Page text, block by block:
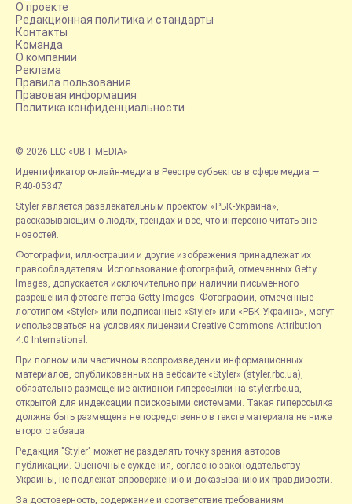
О проекте
Редакционная политика и стандарты
Контакты
Команда
О компании
Реклама
Правила пользования
Правовая информация
Политика конфиденциальности
© 2026 LLC «UBT MEDIA»
Идентификатор онлайн-медиа в Реестре субъектов в сфере медиа —
R40-05347
Styler является развлекательным проектом «РБК-Украина»,
рассказывающим о людях, трендах и всё, что интересно читать вне
новостей.
Фотографии, иллюстрации и другие изображения принадлежат их
правообладателям. Использование фотографий, отмеченных Getty
Images, допускается исключительно при наличии письменного
разрешения фотоагентства Getty Images. Фотографии, отмеченные
логотипом «Styler» или подписанные «Styler» или «РБК-Украина», могут
использоваться на условиях лицензии Creative Commons Attribution
4.0 International.
При полном или частичном воспроизведении информационных
материалов, опубликованных на вебсайте «Styler» (styler.rbc.ua),
обязательно размещение активной гиперссылки на styler.rbc.ua,
открытой для индексации поисковыми системами. Такая гиперссылка
должна быть размещена непосредственно в тексте материала не ниже
второго абзаца.
Редакция "Styler" может не разделять точку зрения авторов
публикаций. Оценочные суждения, согласно законодательству
Украины, не подлежат опровержению и доказыванию их правдивости.
За достоверность, содержание и соответствие требованиям